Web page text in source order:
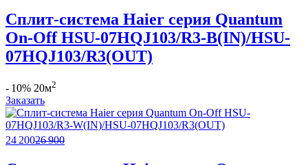
Сплит-система Haier серия Quantum
On-Off HSU-07HQJ103/R3-B(IN)/HSU-
07HQJ103/R3(OUT)
- 10% 20м2
Заказать
24 20026 900